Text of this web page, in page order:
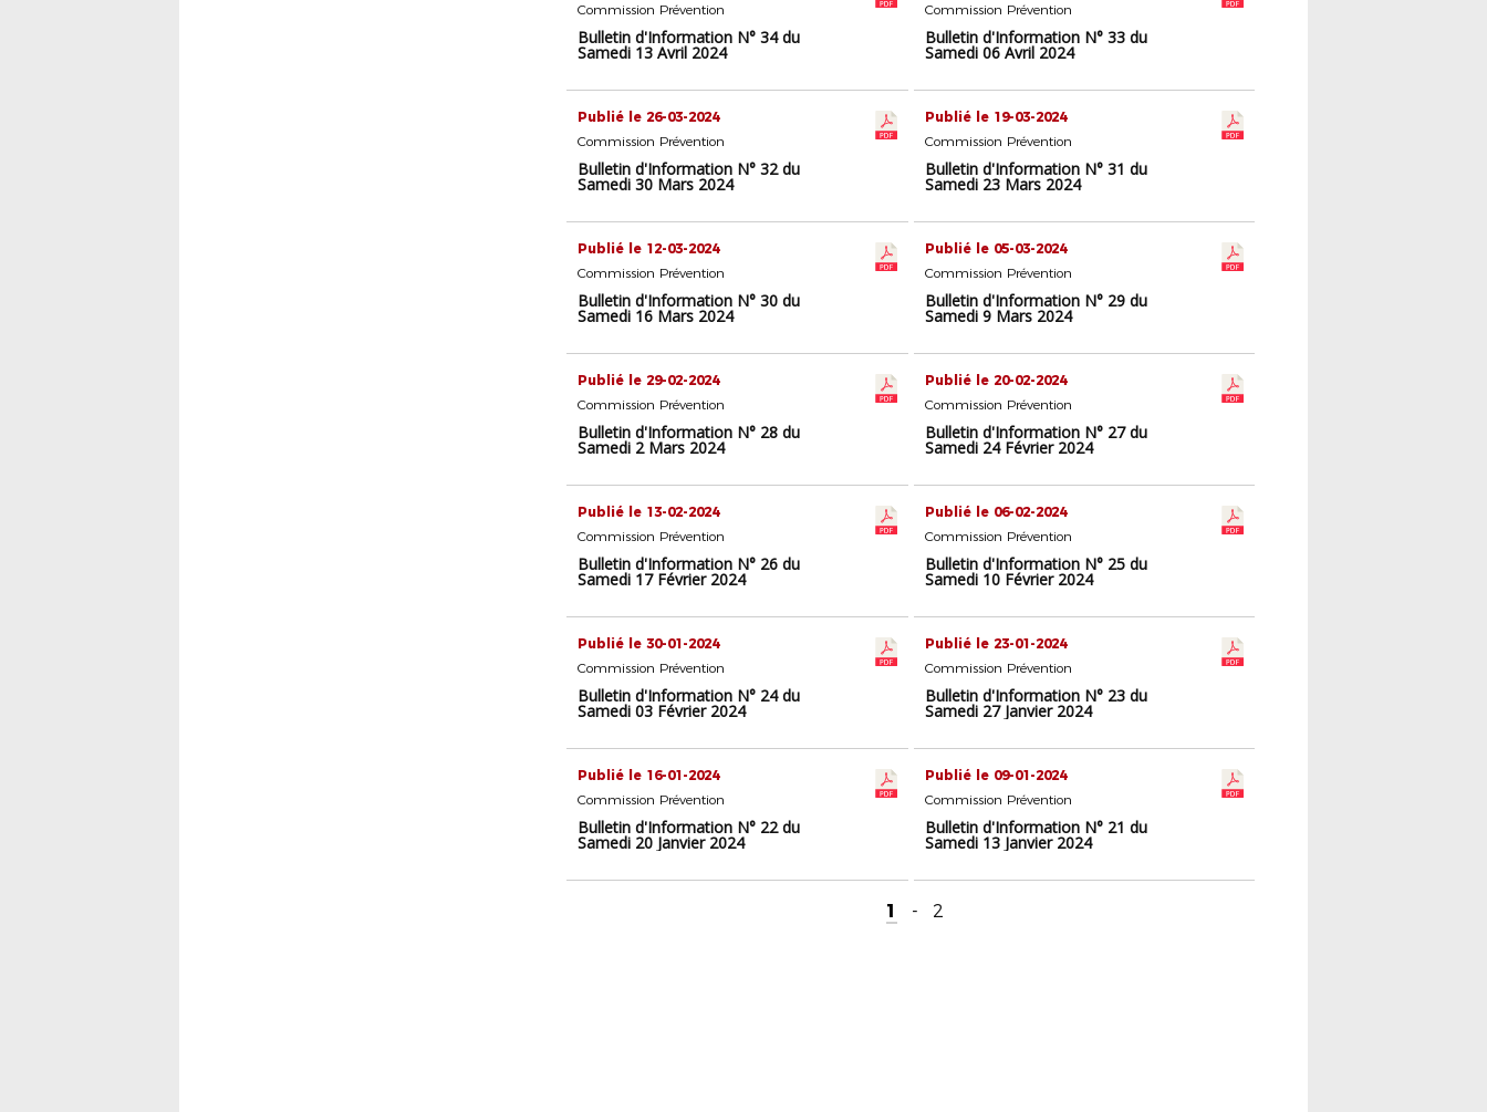
Commission Prévention
Bulletin d'Information N° 34 du
Samedi 13 Avril 2024
Commission Prévention
Bulletin d'Information N° 33 du
Samedi 06 Avril 2024
Publié le 26-03-2024
Commission Prévention
Bulletin d'Information N° 32 du
Samedi 30 Mars 2024
Publié le 19-03-2024
Commission Prévention
Bulletin d'Information N° 31 du
Samedi 23 Mars 2024
Publié le 12-03-2024
Commission Prévention
Bulletin d'Information N° 30 du
Samedi 16 Mars 2024
Publié le 05-03-2024
Commission Prévention
Bulletin d'Information N° 29 du
Samedi 9 Mars 2024
Publié le 29-02-2024
Commission Prévention
Bulletin d'Information N° 28 du
Samedi 2 Mars 2024
Publié le 20-02-2024
Commission Prévention
Bulletin d'Information N° 27 du
Samedi 24 Février 2024
Publié le 13-02-2024
Commission Prévention
Bulletin d'Information N° 26 du
Samedi 17 Février 2024
Publié le 06-02-2024
Commission Prévention
Bulletin d'Information N° 25 du
Samedi 10 Février 2024
Publié le 30-01-2024
Commission Prévention
Bulletin d'Information N° 24 du
Samedi 03 Février 2024
Publié le 23-01-2024
Commission Prévention
Bulletin d'Information N° 23 du
Samedi 27 Janvier 2024
Publié le 16-01-2024
Commission Prévention
Bulletin d'Information N° 22 du
Samedi 20 Janvier 2024
Publié le 09-01-2024
Commission Prévention
Bulletin d'Information N° 21 du
Samedi 13 Janvier 2024
1 - 2